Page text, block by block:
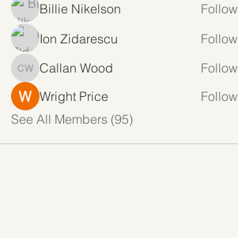
Billie Nikelson
Follow
Ion Zidarescu
Follow
Callan Wood
Callan Wood
Follow
Wright Price
Follow
See All Members (95)